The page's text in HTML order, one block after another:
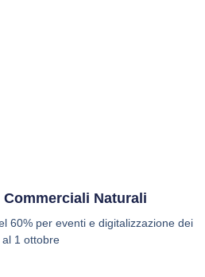
Naturali
60% per eventi e digitalizzazione dei
al 1 ottobre